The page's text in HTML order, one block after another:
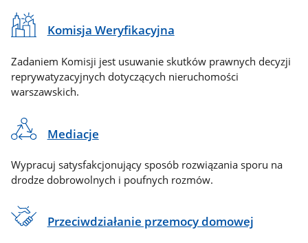
Komisja Weryfikacyjna
Zadaniem Komisji jest usuwanie skutków prawnych decyzji
reprywatyzacyjnych dotyczących nieruchomości
warszawskich.
Mediacje
Wypracuj satysfakcjonujący sposób rozwiązania sporu na
drodze dobrowolnych i poufnych rozmów.
Przeciwdziałanie przemocy domowej